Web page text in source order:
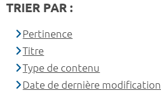
TRIER PAR :
Pertinence
Titre
Type de contenu
Date de dernière modification